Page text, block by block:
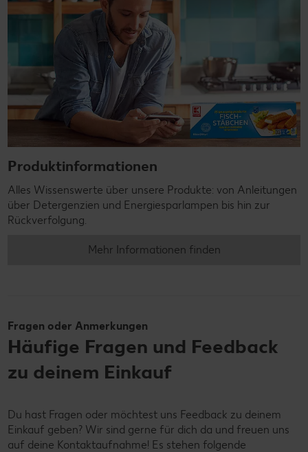
Produktinformationen
Alles Wissenswerte über unsere Produkte: von Anleitungen
über Detergenzien und Energiesparlampen bis hin zur
Rückverfolgung.
Mehr Informationen finden
Fragen oder Anmerkungen
Häufige Fragen und Feedback
zu deinem Einkauf
Du hast Fragen oder möchtest uns Feedback zu deinem
Einkauf geben? Wir sind gerne für dich da und freuen uns
auf deine Kontaktaufnahme! Es stehen folgende